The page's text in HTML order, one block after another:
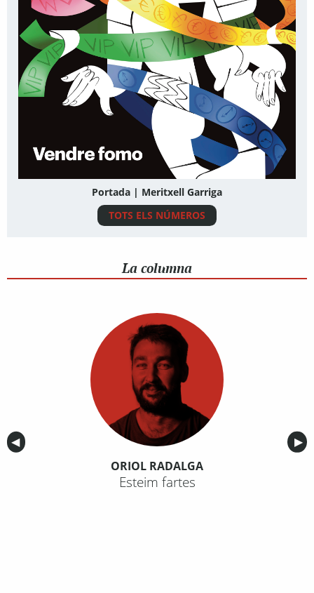
Portada | Meritxell Garriga
TOTS ELS NÚMEROS
La columna
Anterior
◀︎ ▶︎
ORIOL RADALGA
Esteim fartes